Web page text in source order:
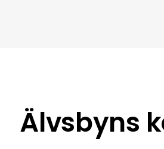
Älvsbyns